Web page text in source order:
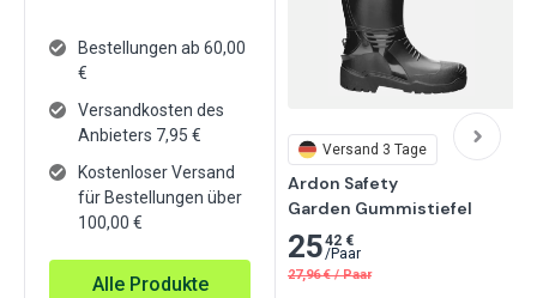
Bestellungen ab 60,00
€
Versandkosten des
Anbieters 7,95 €
Kostenloser Versand
für Bestellungen über
100,00 €
Alle Produkte
Versand 3 Tage
Ardon Safety
Garden Gummistiefel
2542 €
/Paar
27,96 € / Paar